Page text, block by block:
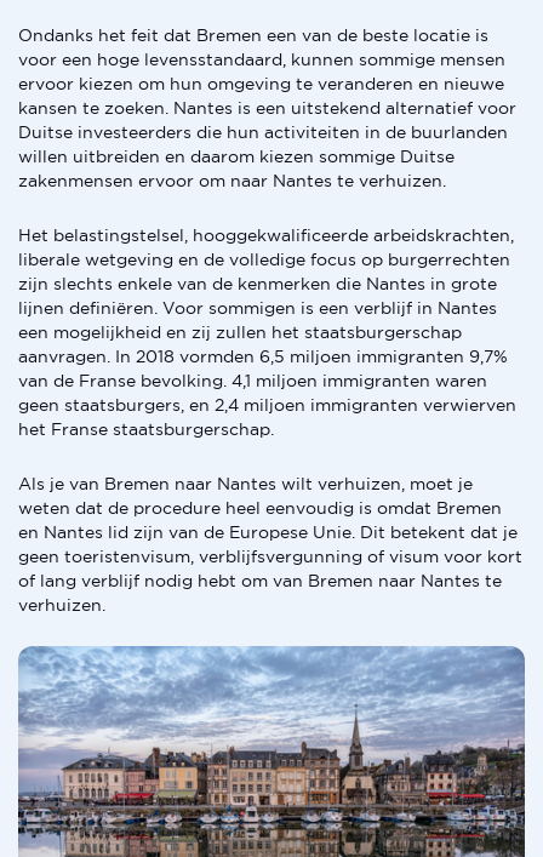
Ondanks het feit dat Bremen een van de beste locatie is
voor een hoge levensstandaard, kunnen sommige mensen
ervoor kiezen om hun omgeving te veranderen en nieuwe
kansen te zoeken. Nantes is een uitstekend alternatief voor
Duitse investeerders die hun activiteiten in de buurlanden
willen uitbreiden en daarom kiezen sommige Duitse
zakenmensen ervoor om naar Nantes te verhuizen.
Het belastingstelsel, hooggekwalificeerde arbeidskrachten,
liberale wetgeving en de volledige focus op burgerrechten
zijn slechts enkele van de kenmerken die Nantes in grote
lijnen definiëren. Voor sommigen is een verblijf in Nantes
een mogelijkheid en zij zullen het staatsburgerschap
aanvragen. In 2018 vormden 6,5 miljoen immigranten 9,7%
van de Franse bevolking. 4,1 miljoen immigranten waren
geen staatsburgers, en 2,4 miljoen immigranten verwierven
het Franse staatsburgerschap.
Als je van Bremen naar Nantes wilt verhuizen, moet je
weten dat de procedure heel eenvoudig is omdat Bremen
en Nantes lid zijn van de Europese Unie. Dit betekent dat je
geen toeristenvisum, verblijfsvergunning of visum voor kort
of lang verblijf nodig hebt om van Bremen naar Nantes te
verhuizen.